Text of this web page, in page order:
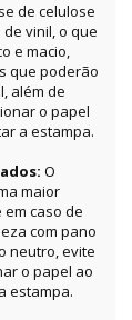
de celulose
vinil, o que
e macio,
que poderão
além de
o papel
a estampa.
O
maior
caso de
com pano
neutro, evite
o papel ao
estampa.